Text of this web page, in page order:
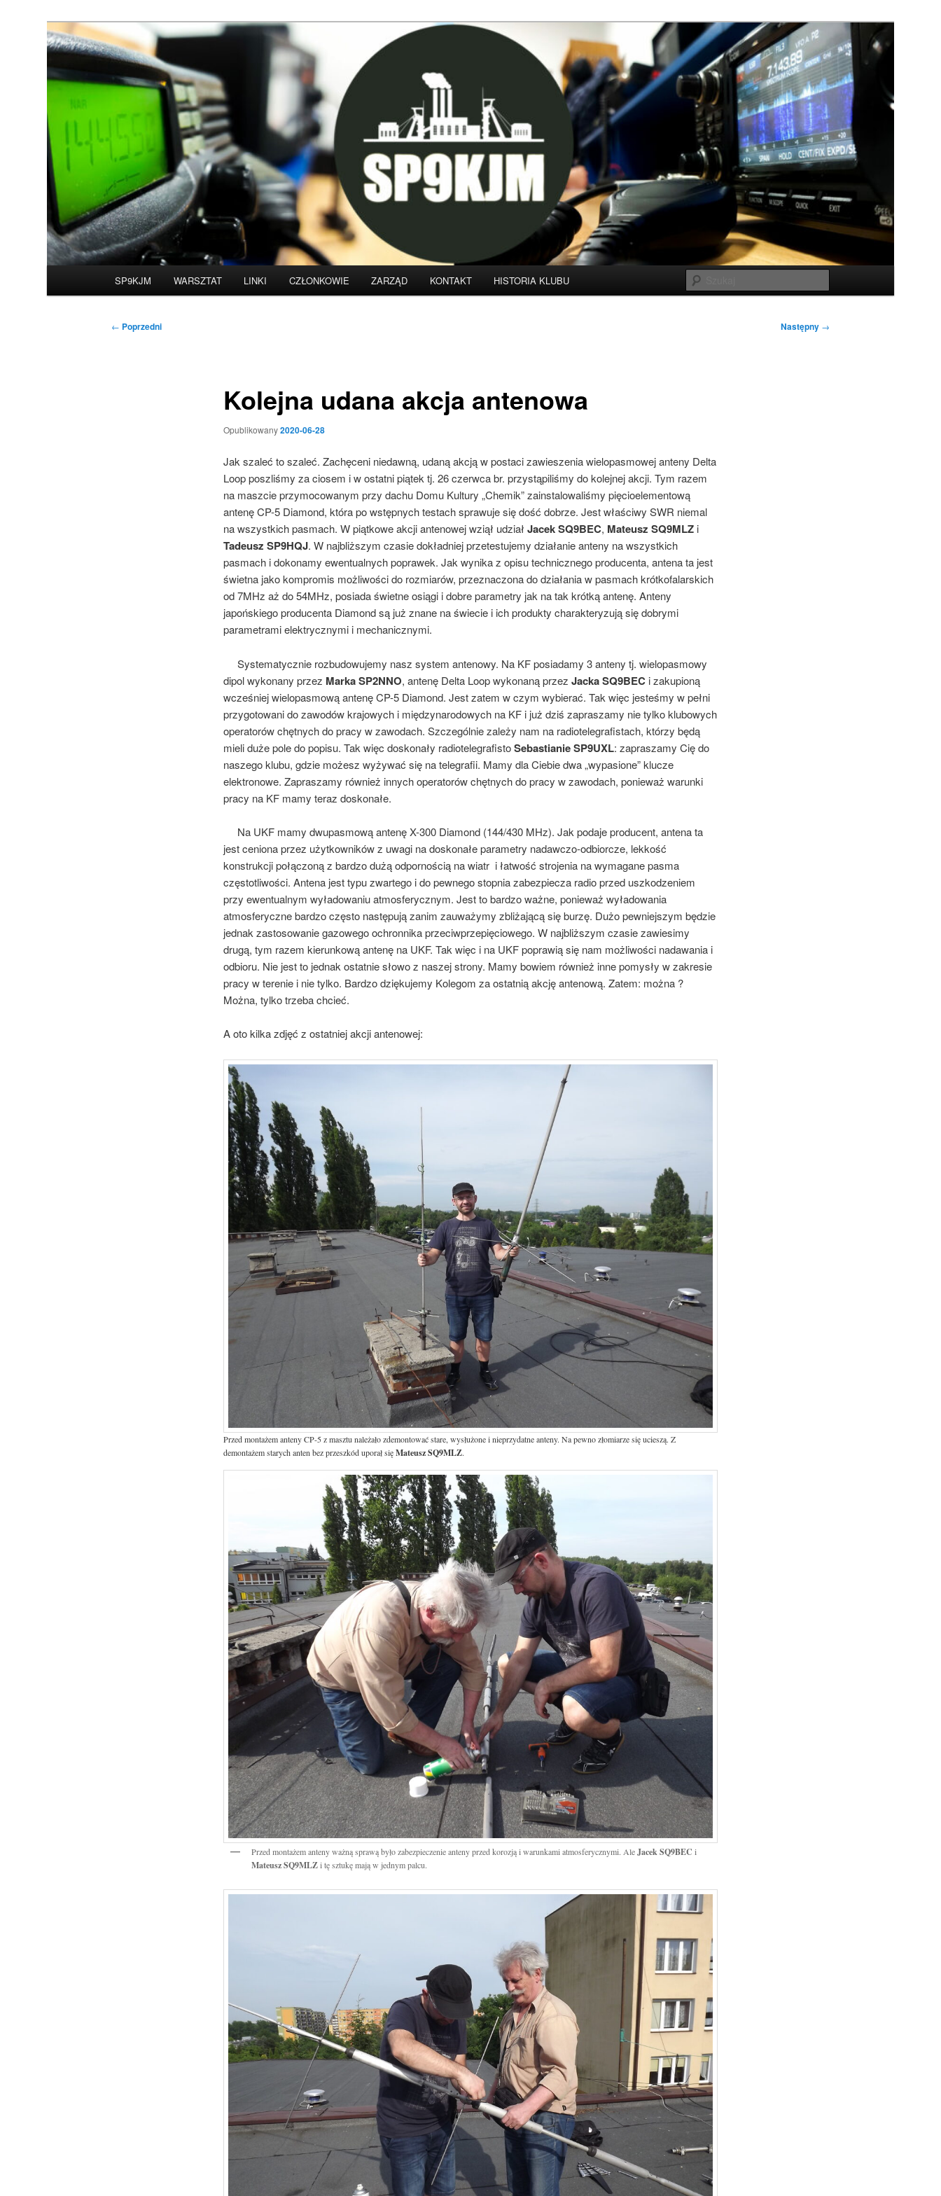
Przeskocz
Witamy na stronie klubu krótkofalarskiego SP9KJM
SP9KJM WARSZTAT LINKI CZŁONKOWIE ZARZĄD KONTAKT HISTORIA KLUBU
Nawigacja
← Poprzedni Następny →
Kolejna udana akcja antenowa
Opublikowany2020-06-28
Jak szaleć to szaleć. Zachęceni niedawną, udaną akcją w postaci zawieszenia wielopasmowej anteny Delta
Loop poszliśmy za ciosem i w ostatni piątek tj. 26 czerwca br. przystąpiliśmy do kolejnej akcji. Tym razem
na maszcie przymocowanym przy dachu Domu Kultury „Chemik” zainstalowaliśmy pięcioelementową
antenę CP-5 Diamond, która po wstępnych testach sprawuje się dość dobrze. Jest właściwy SWR niemal
na wszystkich pasmach. W piątkowe akcji antenowej wziął udział Jacek SQ9BEC, Mateusz SQ9MLZi
Tadeusz SP9HQJ. W najbliższym czasie dokładniej przetestujemy działanie anteny na wszystkich
pasmach i dokonamy ewentualnych poprawek. Jak wynika z opisu technicznego producenta, antena ta jest
świetna jako kompromis możliwości do rozmiarów, przeznaczona do działania w pasmach krótkofalarskich
od 7MHz aż do 54MHz, posiada świetne osiągi i dobre parametry jak na tak krótką antenę. Anteny
japońskiego producenta Diamond są już znane na świecie i ich produkty charakteryzują się dobrymi
parametrami elektrycznymi i mechanicznymi.
Systematycznie rozbudowujemy nasz system antenowy. Na KF posiadamy 3 anteny tj. wielopasmowy
dipol wykonany przez Marka SP2NNO, antenę Delta Loop wykonaną przez Jacka SQ9BECi zakupioną
wcześniej wielopasmową antenę CP-5 Diamond. Jest zatem w czym wybierać. Tak więc jesteśmy w pełni
przygotowani do zawodów krajowych i międzynarodowych na KF i już dziś zapraszamy nie tylko klubowych
operatorów chętnych do pracy w zawodach. Szczególnie zależy nam na radiotelegrafistach, którzy będą
mieli duże pole do popisu. Tak więc doskonały radiotelegrafistoSebastianie SP9UXL: zapraszamy Cię do
naszego klubu, gdzie możesz wyżywać się na telegrafii. Mamy dla Ciebie dwa „wypasione” klucze
elektronowe. Zapraszamy również innych operatorów chętnych do pracy w zawodach, ponieważ warunki
pracy na KF mamy teraz doskonałe.
Na UKF mamy dwupasmową antenę X-300 Diamond (144/430 MHz). Jak podaje producent, antena ta
jest ceniona przez użytkowników z uwagi na doskonałe parametry nadawczo-odbiorcze, lekkość
konstrukcji połączoną z bardzo dużą odpornością na wiatr i łatwość strojenia na wymagane pasma
częstotliwości. Antena jest typu zwartego i do pewnego stopnia zabezpiecza radio przed uszkodzeniem
przy ewentualnym wyładowaniu atmosferycznym. Jest to bardzo ważne, ponieważ wyładowania
atmosferyczne bardzo często następują zanim zauważymy zbliżającą się burzę. Dużo pewniejszym będzie
jednak zastosowanie gazowego ochronnika przeciwprzepięciowego. W najbliższym czasie zawiesimy
drugą, tym razem kierunkową antenę na UKF. Tak więc i na UKF poprawią się nam możliwości nadawania i
odbioru. Nie jest to jednak ostatnie słowo z naszej strony. Mamy bowiem również inne pomysły w zakresie
pracy w terenie i nie tylko. Bardzo dziękujemy Kolegom za ostatnią akcję antenową. Zatem: można ?
Można, tylko trzeba chcieć.
A oto kilka zdjęć z ostatniej akcji antenowej:
Przed montażem anteny CP-5 z masztu należało zdemontować stare, wysłużone i nieprzydatne anteny. Na pewno złomiarze się ucieszą. Z
demontażem starych anten bez przeszkód uporał sięMateusz SQ9MLZ.
Przed montażem anteny ważną sprawą było zabezpieczenie anteny przed korozją i warunkami atmosferycznymi. AleJacek SQ9BEC i
Mateusz SQ9MLZi tę sztukę mają w jednym palcu.